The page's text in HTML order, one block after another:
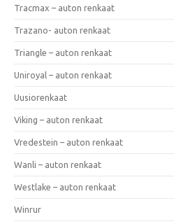
Tracmax – auton renkaat
Trazano- auton renkaat
Triangle – auton renkaat
Uniroyal – auton renkaat
Uusiorenkaat
Viking – auton renkaat
Vredestein – auton renkaat
Wanli – auton renkaat
Westlake – auton renkaat
Winrur